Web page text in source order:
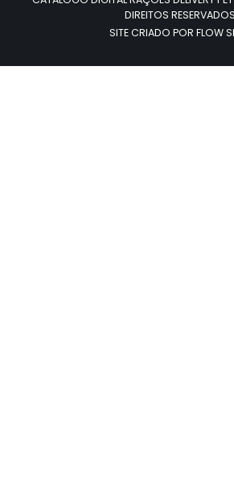
DIREITOS RESERVADOS
SITE CRIADO POR FLOW